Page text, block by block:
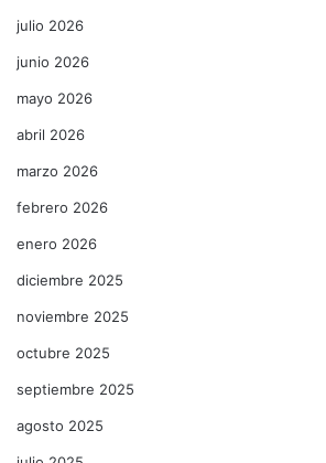
julio 2026
junio 2026
mayo 2026
abril 2026
marzo 2026
febrero 2026
enero 2026
diciembre 2025
noviembre 2025
octubre 2025
septiembre 2025
agosto 2025